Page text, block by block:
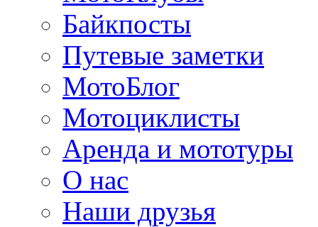
Байкпосты
Путевые заметки
МотоБлог
Мотоциклисты
Аренда и мототуры
О нас
Наши друзья